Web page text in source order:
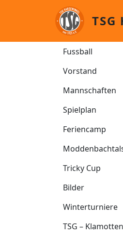
Direkt zum Inhalt
TSG
Fussball
Fussball
Vorstand
Mannschaften
Spielplan
Feriencamp
Tricky Cup
Bilder
Winterturniere
TSG –